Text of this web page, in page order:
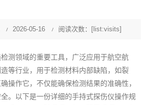
2026-05-16 阅读次数：[list:visits]
测领域的重要工具，广泛应用于航空航
等行业，用于检测材料内部缺陷，如裂
操作它，不仅能确保检测结果的准确性，
。以下是一份详细的手持式探伤仪操作规